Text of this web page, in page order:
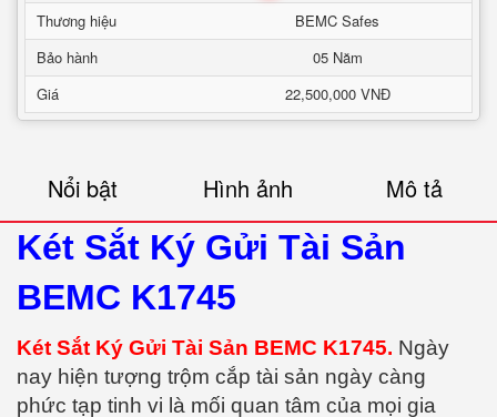
Thương hiệu
BEMC Safes
Bảo hành
05 Năm
Giá
22,500,000 VNĐ
Nổi bật Hình ảnh Mô tả
Két Sắt Ký Gửi Tài Sản
BEMC K1745
Két Sắt Ký Gửi Tài Sản BEMC K1745. Ngày
nay hiện tượng trộm cắp tài sản ngày càng
phức tạp tinh vi là mối quan tâm của mọi gia